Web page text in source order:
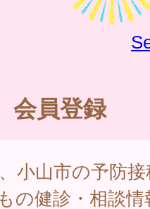
会員登録
小山市の予防
の健診・相談